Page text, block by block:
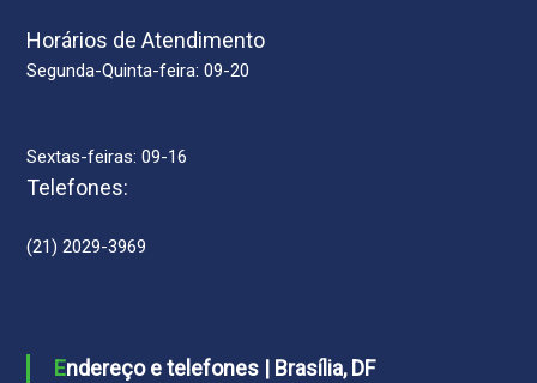
Horários de Atendimento
Segunda-Quinta-feira: 09-20
Sextas-feiras: 09-16
Telefones:
(21) 2029-3969
Endereço e telefones | Brasília, DF